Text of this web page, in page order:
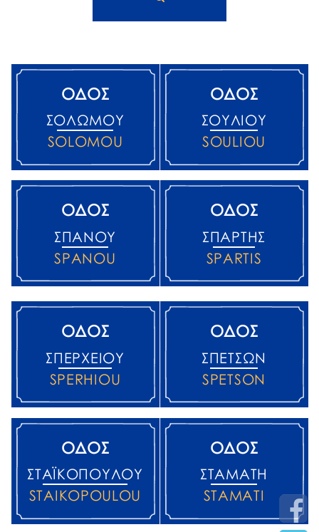
ΟΔΟΣ
ΣΟΛΩΜΟΎ
SOLOMOU
ΟΔΟΣ
ΣΟΥΛΊΟΥ
SOULIOU
ΟΔΟΣ
ΣΠΑΝΟΎ
SPANOU
ΟΔΟΣ
ΣΠΆΡΤΗΣ
SPARTIS
ΟΔΟΣ
ΣΠΕΡΧΕΙΟΎ
SPERHIOU
ΟΔΟΣ
ΣΠΕΤΣΏΝ
SPETSON
ΟΔΟΣ
ΣΤΑΪΚΌΠΟΥΛΟΥ
STAIKOPOULOU
ΟΔΟΣ
ΣΤΑΜΆΤΗ
STAMATI